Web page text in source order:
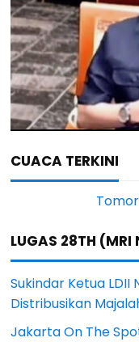
CUACA TERKINI
LUGAS 28TH (MRI
Sukindar Ketua
Distribusikan
Jakarta On The